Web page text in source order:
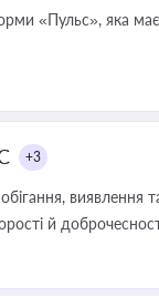
«Пульс», яка має
+3
виявлення
й